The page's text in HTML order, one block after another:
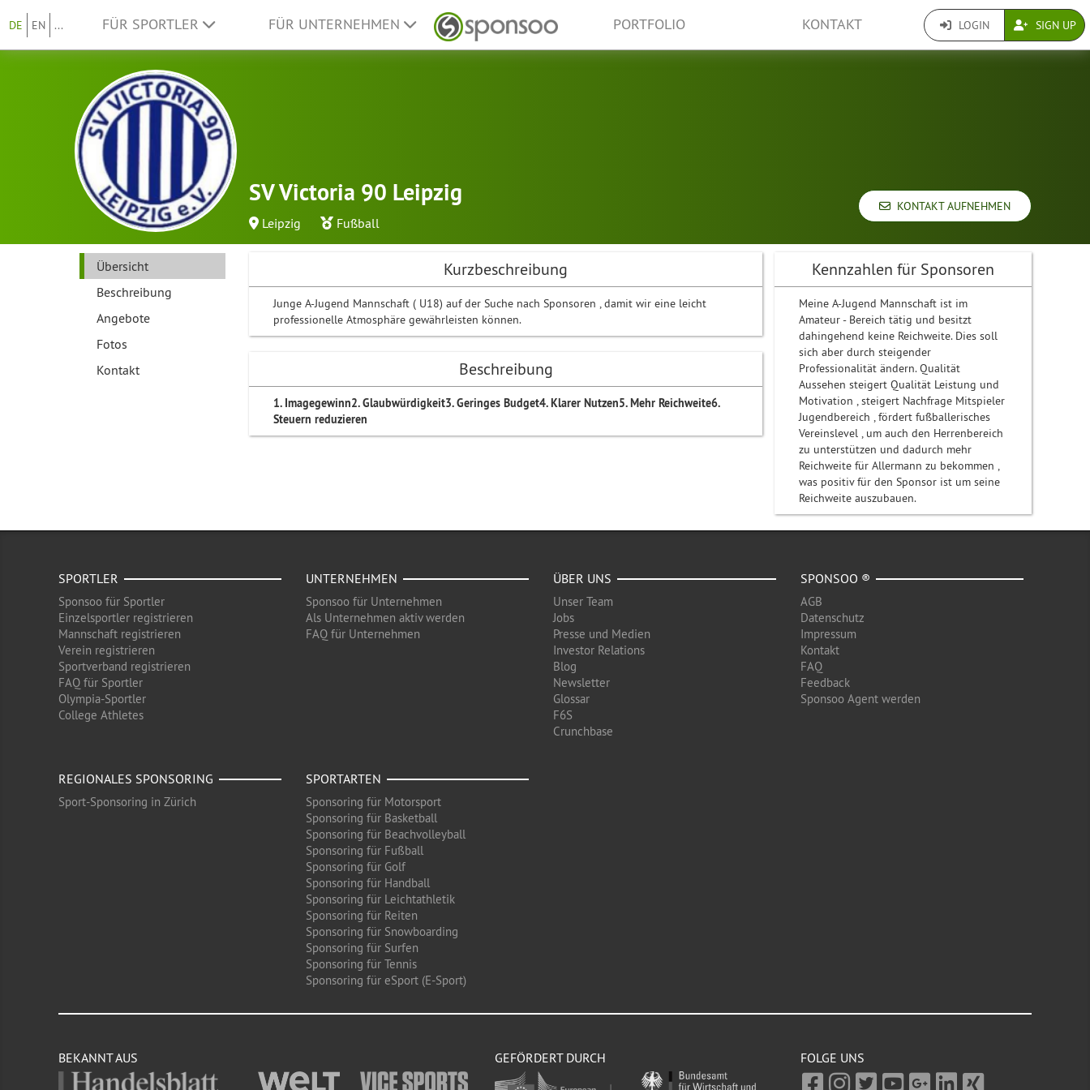
DE EN ... FÜR SPORTLER FÜR UNTERNEHMEN PORTFOLIO KONTAKT LOGIN SIGN UP
SV Victoria 90 Leipzig
Leipzig Fußball
KONTAKT AUFNEHMEN
Übersicht
Beschreibung
Angebote
Fotos
Kontakt
Kurzbeschreibung
Junge A-Jugend Mannschaft ( U18) auf der Suche nach Sponsoren , damit wir eine leicht
professionelle Atmosphäre gewährleisten können.
Beschreibung
1. Imagegewinn2. Glaubwürdigkeit3. Geringes Budget4. Klarer Nutzen5. Mehr Reichweite6.
Steuern reduzieren
Kennzahlen für Sponsoren
Meine A-Jugend Mannschaft ist im
Amateur - Bereich tätig und besitzt
dahingehend keine Reichweite. Dies soll
sich aber durch steigender
Professionalität ändern. Qualität
Aussehen steigert Qualität Leistung und
Motivation , steigert Nachfrage Mitspieler
Jugendbereich , fördert fußballerisches
Vereinslevel , um auch den Herrenbereich
zu unterstützen und dadurch mehr
Reichweite für Allermann zu bekommen ,
was positiv für den Sponsor ist um seine
Reichweite auszubauen.
SPORTLER
Sponsoo für Sportler
Einzelsportler registrieren
Mannschaft registrieren
Verein registrieren
Sportverband registrieren
FAQ für Sportler
Olympia-Sportler
College Athletes
UNTERNEHMEN
Sponsoo für Unternehmen
Als Unternehmen aktiv werden
FAQ für Unternehmen
ÜBER UNS
Unser Team
Jobs
Presse und Medien
Investor Relations
Blog
Newsletter
Glossar
F6S
Crunchbase
SPONSOO ®
AGB
Datenschutz
Impressum
Kontakt
FAQ
Feedback
Sponsoo Agent werden
REGIONALES SPONSORING
Sport-Sponsoring in Zürich
SPORTARTEN
Sponsoring für Motorsport
Sponsoring für Basketball
Sponsoring für Beachvolleyball
Sponsoring für Fußball
Sponsoring für Golf
Sponsoring für Handball
Sponsoring für Leichtathletik
Sponsoring für Reiten
Sponsoring für Snowboarding
Sponsoring für Surfen
Sponsoring für Tennis
Sponsoring für eSport (E-Sport)
BEKANNT AUS GEFÖRDERT DURCH FOLGE UNS